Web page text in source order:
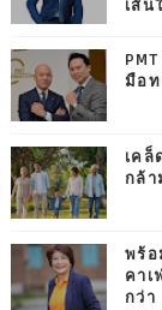
เส้
มือท
เค
กล้า
พร้อ
คา
กว่า